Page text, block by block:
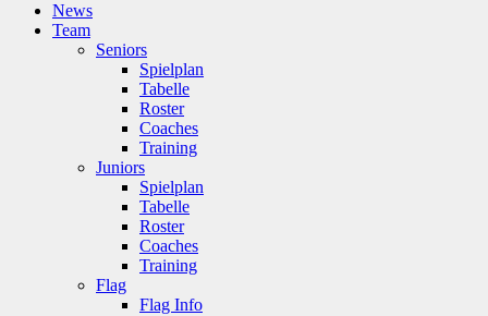
News
Team
Seniors
Spielplan
Tabelle
Roster
Coaches
Training
Juniors
Spielplan
Tabelle
Roster
Coaches
Training
Flag
Flag Info